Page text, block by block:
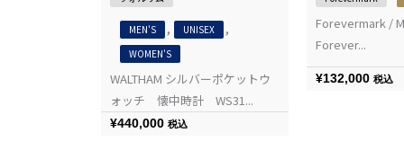
MEN'S , UNISEX ,
WOMEN'S
WALTHAM シルバーポケットウ
ォッチ 懐中時計 WS31...
¥440,000 税込
Forevermark /
Forever...
¥132,000 税込